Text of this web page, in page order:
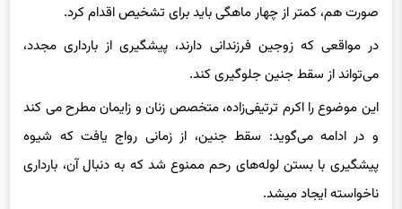
صورت هم، کمتر از چهار ماهگی باید برای تشخیص اقدام کرد.
در مواقعی که زوجین فرزندانی دارند، پیشگیری از بارداری مجدد،
می‌تواند از سقط جنین جلوگیری کند.
این موضوع را اکرم ترتیفی‌زاده، متخصص زنان و زایمان مطرح می کند
و در ادامه می‌گوید: سقط جنین، از زمانی رواج یافت که شیوه
پیشگیری با بستن لوله‌های رحم ممنوع شد که به دنبال آن، بارداری‌
ناخواسته ایجاد میشد.